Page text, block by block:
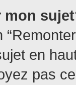
mon
en
pas